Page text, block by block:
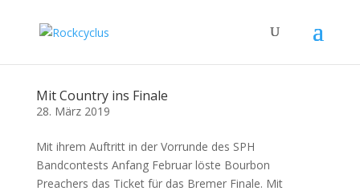
Mit Country ins Finale
28. März 2019
Mit ihrem Auftritt in der Vorrunde des SPH
Bandcontests Anfang Februar löste Bourbon
Preachers das Ticket für das Bremer Finale. Mit